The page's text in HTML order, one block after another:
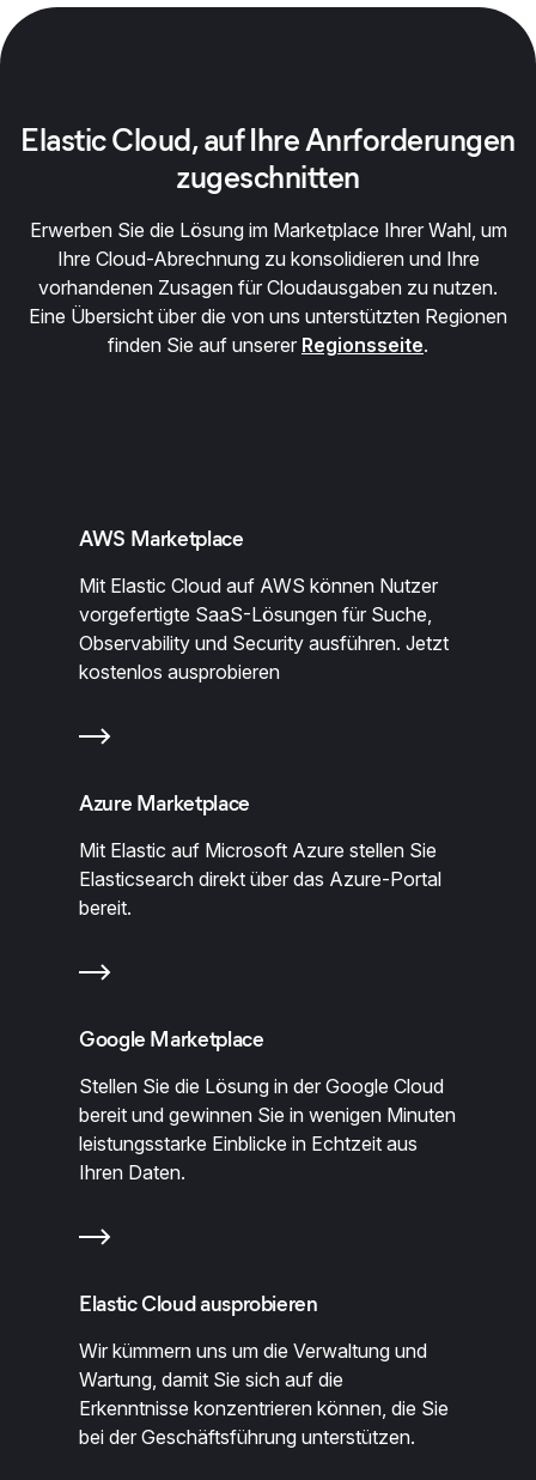
Elastic Cloud, auf Ihre Anrforderungen
zugeschnitten
Erwerben Sie die Lösung im Marketplace Ihrer Wahl, um
Ihre Cloud-Abrechnung zu konsolidieren und Ihre
vorhandenen Zusagen für Cloudausgaben zu nutzen.
Eine Übersicht über die von uns unterstützten Regionen
finden Sie auf unserer Regionsseite.
AWS Marketplace
Mit Elastic Cloud auf AWS können Nutzer
vorgefertigte SaaS-Lösungen für Suche,
Observability und Security ausführen. Jetzt
kostenlos ausprobieren
Azure Marketplace
Mit Elastic auf Microsoft Azure stellen Sie
Elasticsearch direkt über das Azure-Portal
bereit.
Google Marketplace
Stellen Sie die Lösung in der Google Cloud
bereit und gewinnen Sie in wenigen Minuten
leistungsstarke Einblicke in Echtzeit aus
Ihren Daten.
Elastic Cloud ausprobieren
Wir kümmern uns um die Verwaltung und
Wartung, damit Sie sich auf die
Erkenntnisse konzentrieren können, die Sie
bei der Geschäftsführung unterstützen.